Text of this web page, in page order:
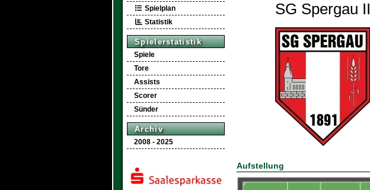
Spielplan
Statistik
Spielerstatistik
Spiele
Tore
Assists
Scorer
Sünder
Archiv
2008 - 2025
SG Spergau II
Aufstellung